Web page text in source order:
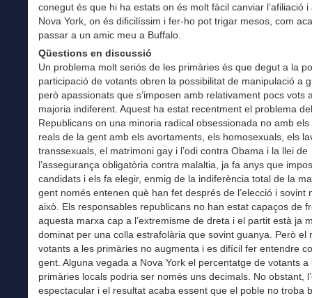
conegut és que hi ha estats on és molt fàcil canviar l’afiliació i
Nova York, on és dificilíssim i fer-ho pot trigar mesos, com
passar a un amic meu a Buffalo.
Qüestions en discussió
Un problema molt seriós de les primàries és que degut a la
participació de votants obren la possibilitat de manipulació a
però apassionats que s’imposen amb relativament pocs vots
majoria indiferent. Aquest ha estat recentment el problema
Republicans on una minoria radical obsessionada no amb
reals de la gent amb els avortaments, els homosexuals, els
transsexuals, el matrimoni gay i l’odi contra Obama i la llei de
l’assegurança obligatòria contra malaltia, ja fa anys que
candidats i els fa elegir, enmig de la indiferència total de la
gent només entenen què han fet després de l’elecció i sovint
això. Els responsables republicans no han estat capaços de
aquesta marxa cap a l’extremisme de dreta i el partit està ja
dominat per una colla estrafolària que sovint guanya. Però el
votants a les primàries no augmenta i es difícil fer entendre
gent. Alguna vegada a Nova York el percentatge de votants a
primàries locals podria ser només uns decimals. No obstant,
espectacular i el resultat acaba essent que el poble no troba